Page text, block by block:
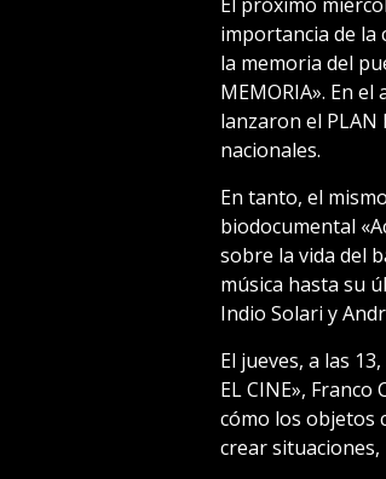
importancia de la
la memoria del
MEMORIA». En
lanzaron el PLAN
nacionales.
En tanto, el
biodocumental
sobre la vida del
música hasta su
Indio Solari y
El jueves, a las
EL CINE»,
cómo los objetos
crear